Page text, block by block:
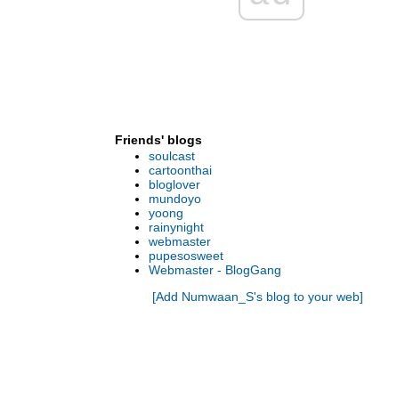
คมเปญ Hot “BIG DEALS” กับ 8 โครงการ
พร้อมอยู่จากอนันดาฯ บนทำเลที่ดีที่สุด 13 - 15
งานแถลงข่าว “BBL เล่นตามรอยพระยุคลบาท”
มูลนิธิ โรเกชั่น จัดสัมมนาพิเศษ เรื่องการจัดการ
ภาษีมรดก วันอังคารที่ 23 ธันวาคม 2557 นี้
เชิญร่วมงานแถลงข่าวโครงการ “BBL เล่นตาม
รอยพระยุคลบาท”
ภาพบรรยากาศ อนันดาฯ Winter is Hot !!!
ชวน ช้อป ชิลล์ ในงาน “Winter Is Hot” พร้อม
ชมฟรี! คอนเสิร์ต “เจ-เจตริน” 29-30 พ.ย.นี้
อนันดาฯ จัดงานใหญ่ “IDEO Future is Here”
Friends' blogs
soulcast
cartoonthai
bloglover
mundoyo
yoong
rainynight
webmaster
pupesosweet
Webmaster - BlogGang
[Add Numwaan_S's blog to your web]